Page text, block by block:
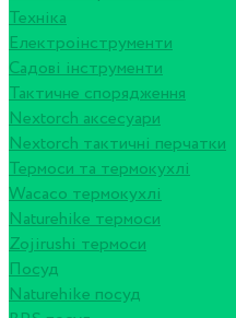
Техніка
Електроінструменти
Садові інструменти
Тактичне спорядження
Nextorch аксесуари
Nextorch тактичні перчатки
Термоси та термокухлі
Wacaco термокухлі
Naturehike термоси
Zojirushi термоси
Посуд
Naturehike посуд